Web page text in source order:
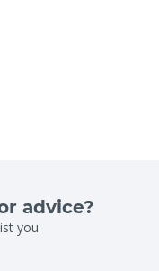
advice?
you